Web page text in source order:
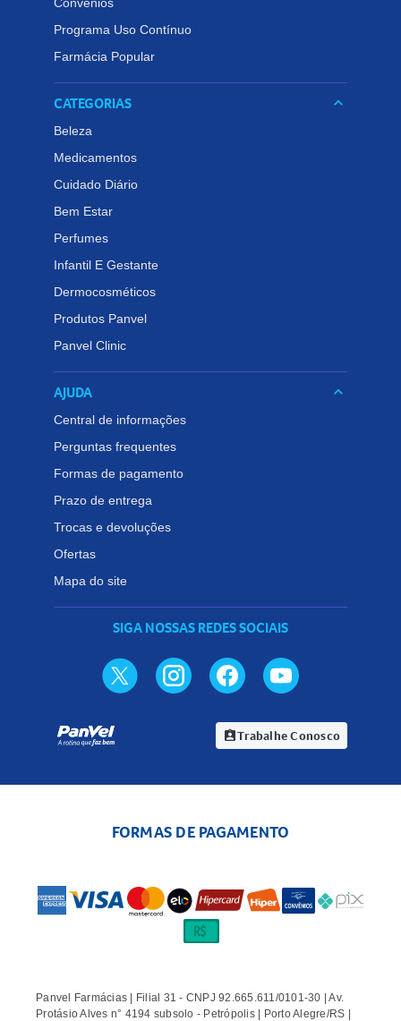
Programa Uso Contínuo
Farmácia Popular
CATEGORIAS keyboard_arrow_down
Beleza
Medicamentos
Cuidado Diário
Bem Estar
Perfumes
Infantil E Gestante
Dermocosméticos
Produtos Panvel
Panvel Clinic
AJUDA keyboard_arrow_down
Central de informações
Perguntas frequentes
Formas de pagamento
Prazo de entrega
Trocas e devoluções
Ofertas
Mapa do site
SIGA NOSSAS REDES SOCIAIS
assignment_indTrabalhe Conosco
FORMAS DE PAGAMENTO
Panvel Farmácias | Filial 31 - CNPJ 92.665.611/0101-30 | Av.
Protásio Alves n° 4194 subsolo - Petrópolis | Porto Alegre/RS |